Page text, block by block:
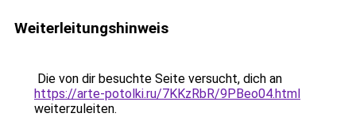
Weiterleitungshinweis
Die von dir besuchte Seite versucht, dich an
https://arte-potolki.ru/7KKzRbR/9PBeo04.html
weiterzuleiten.